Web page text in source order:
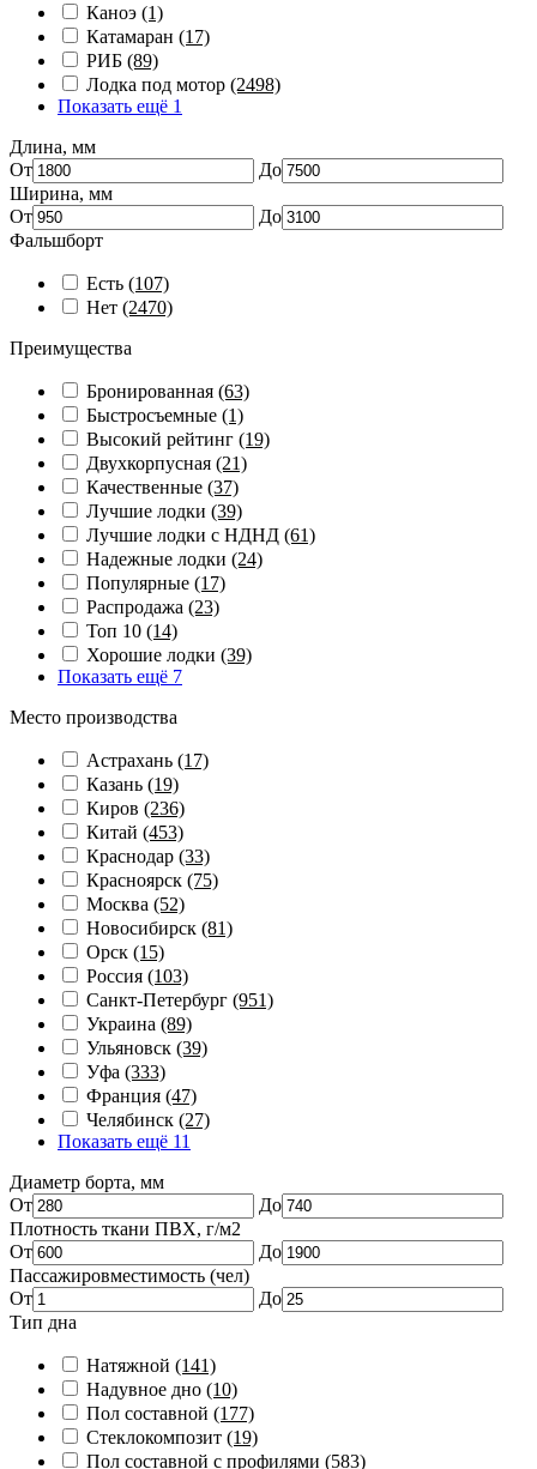
Каноэ (1)
Катамаран (17)
РИБ (89)
Лодка под мотор (2498)
Показать ещё 1
Длина, мм
От
До
Ширина, мм
От
До
Фальшборт
Есть (107)
Нет (2470)
Преимущества
Бронированная (63)
Быстросъемные (1)
Высокий рейтинг (19)
Двухкорпусная (21)
Качественные (37)
Лучшие лодки (39)
Лучшие лодки с НДНД (61)
Надежные лодки (24)
Популярные (17)
Распродажа (23)
Топ 10 (14)
Хорошие лодки (39)
Показать ещё 7
Место производства
Астрахань (17)
Казань (19)
Киров (236)
Китай (453)
Краснодар (33)
Красноярск (75)
Москва (52)
Новосибирск (81)
Орск (15)
Россия (103)
Санкт-Петербург (951)
Украина (89)
Ульяновск (39)
Уфа (333)
Франция (47)
Челябинск (27)
Показать ещё 11
Диаметр борта, мм
От
До
Плотность ткани ПВХ, г/м2
От
До
Пассажировместимость (чел)
От
До
Тип дна
Натяжной (141)
Надувное дно (10)
Пол составной (177)
Стеклокомпозит (19)
Пол составной с профилями (583)